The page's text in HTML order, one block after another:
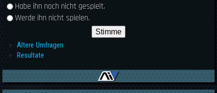
Habe ihn noch nicht gespielt.
Werde ihn nicht spielen.
Ältere Umfragen
Resultate